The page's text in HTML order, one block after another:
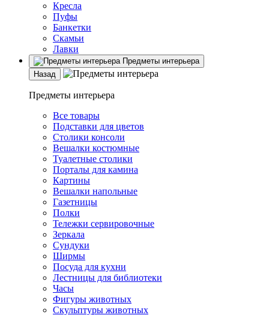
Кресла
Пуфы
Банкетки
Скамьи
Лавки
Предметы интерьера
Назад
Предметы интерьера
Все товары
Подставки для цветов
Столики консоли
Вешалки костюмные
Туалетные столики
Порталы для камина
Картины
Вешалки напольные
Газетницы
Полки
Тележки сервировочные
Зеркала
Сундуки
Ширмы
Посуда для кухни
Лестницы для библиотеки
Часы
Фигуры животных
Скульптуры животных